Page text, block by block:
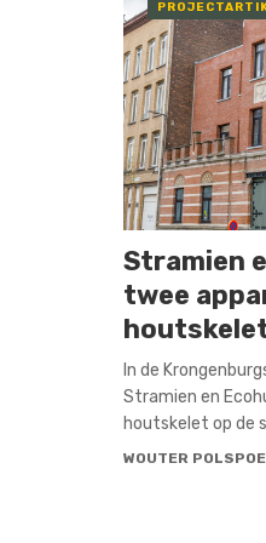
Stramien
twee
In de
Stramien en
houtskelet op de
WOUTER